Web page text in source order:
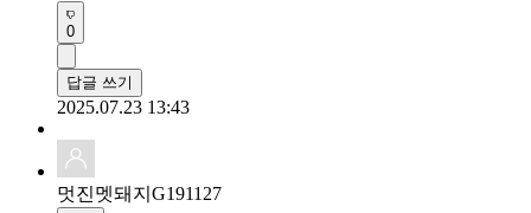
0
답글 쓰기
2025.07.23 13:43
멋진멧돼지G191127